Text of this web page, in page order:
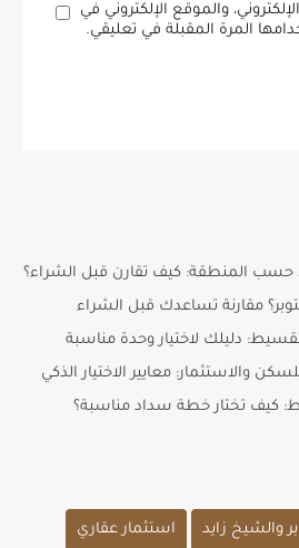
والموقع الإلكتروني في
المرة المقبلة في تعليقي.
مقارنة تساعدك قبل الشراء
دليلك لاختيار وحدة مناسبة
والاستثمار: معايير الاختيار الذكي
كيف تختار خطة سداد مناسبة؟
والشيخ زايد استثمار عقاري